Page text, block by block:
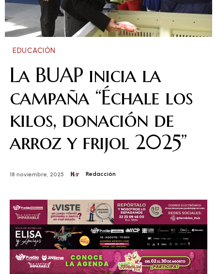
EDUCACIÓN
La BUAP inicia la
campaña “Échale los
kilos, donación de
arroz y frijol 2025”
18 noviembre, 2025 Redacción